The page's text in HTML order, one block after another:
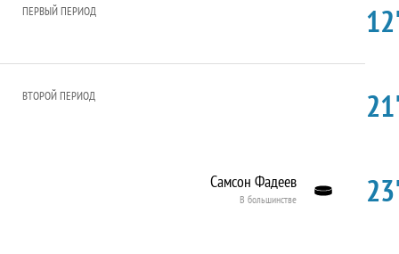
ПЕРВЫЙ ПЕРИОД
ВТОРОЙ ПЕРИОД
Самсон Фадеев
В большинстве